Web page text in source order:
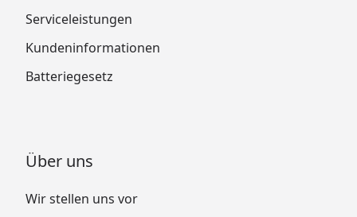
Serviceleistungen
Kundeninformationen
Batteriegesetz
Über uns
Wir stellen uns vor